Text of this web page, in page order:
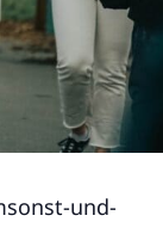
und-